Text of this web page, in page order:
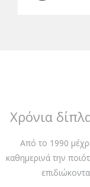
Χρόνια
Από το 1990
καθημερινά την